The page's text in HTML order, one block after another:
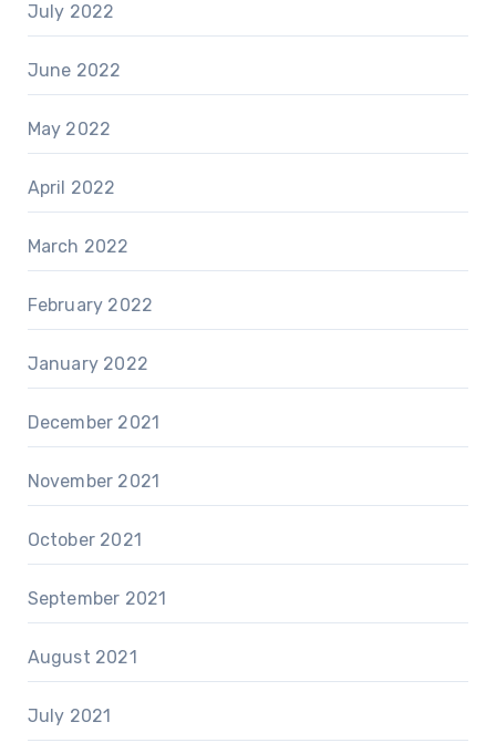
July 2022
June 2022
May 2022
April 2022
March 2022
February 2022
January 2022
December 2021
November 2021
October 2021
September 2021
August 2021
July 2021